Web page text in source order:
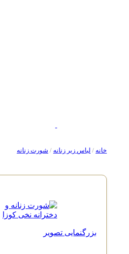
لباس زیر زنانه / شورت زنانه
بزرگنمایی تصویر